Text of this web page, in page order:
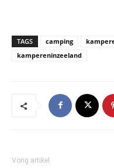
TAGS camping
kampereninzeeland
Vorig artikel